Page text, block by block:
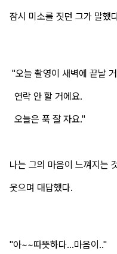
잠시 미소를 짓던 그가 말했
"오늘 촬영이 새벽에 끝날
연락 안 할 거에요.
오늘은 푹 잘 자요."
나는 그의 마음이 느껴지는
웃으며 대답했다.
"아~~따뜻하다...마음이.."